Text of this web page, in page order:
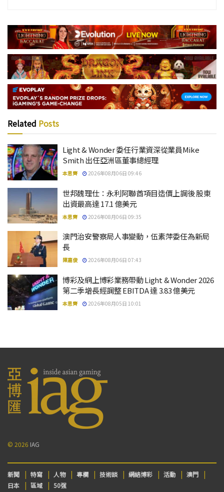
Related Posts
Light & Wonder 委任行業資深從業員Mike
Smith 出任亞洲區董事總經理
本思齊 2026年08月06日 09:46
世邦魏理仕：永利阿聯酋項目造價上調後 股東
出資最高達 17.1 億美元
本思齊 2026年08月06日 09:35
澳門治安警察局人事變動，伍素萍委任為新局
長
陳嘉俊 2026年08月06日 07:43
博彩及網上博彩業務帶動 Light & Wonder 2026
第二季增長經調整 EBITDA 達 3.83 億美元
本思齊 2026年08月05日 10:01
© 2026 IAG
新聞 特寫 人物 專欄 技術談 網絡博彩 活動
澳門
日本
區域 50强